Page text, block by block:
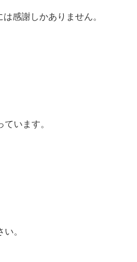
感謝しかありません。
います。
。